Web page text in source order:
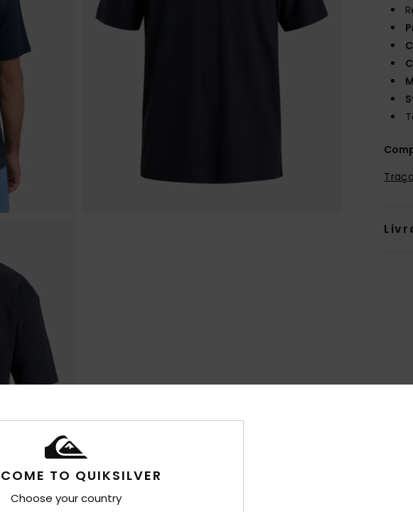
TO QUIKSILVER
Choose your country